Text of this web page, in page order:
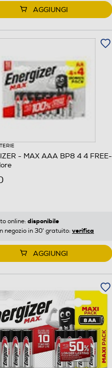
AGGIUNGI
- MAX AAA BP8 4 4 FREE-
online: disponibile
negozio in 30' gratuito: verifica
AGGIUNGI